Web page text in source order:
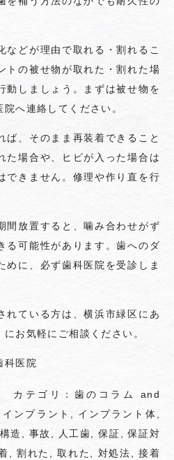
などが理由で取れる・割れるこ
トの被せ物が取れた・割れた場
動しましょう。まずは被せ物を
へ連絡してください。
ば、そのまま再装着できること
た場合や、ヒビが入った場合は
できません。修理や作り直を行
間放置すると、噛み合わせがず
る可能性があります。歯へのダ
めに、必ず歯科医院を受診しま
れている方は、横浜市緑区にあ
お気軽にご相談ください。
科医院
カテゴリ： 歯のコラム
and
インプラント インプラント体
造 事故 人工歯 ,保証 ,保証対
割れた ,取れた 対処法
接着